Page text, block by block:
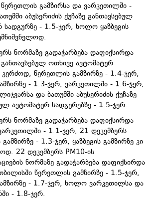
გამზირსა და ვარკეთილში -
აბუსერიძის ქუჩაზე განთავსებულ
სადგურზე - 1.5-ჯერ, ხოლო ყაზბეგის
ნორმაზე გადაჭარბება დაფიქსირდა
ოთხივე ავტომატურ
კერძოდ, წერეთლის გამზირზე - 1.4-ჯერ,
- 1.3-ჯერ, ვარკეთილში - 1.6-ჯერ,
და ბათუმში აბუსერიძის ქუჩაზე
ავტომატურ სადგურებზე - 1.5-ჯერ.
ნორმაზე გადაჭარბება დაფიქსირდა
- 1.1-ჯერ, 21 დეკემბერს
- 1.3-ჯერ, ყაზბეგის გამზირზე კი
22 დეკემბერს PM10-ის
ნორმაზე გადაჭარბება დაფიქსირდა
წერეთლის გამზირზე - 1.5-ჯერ,
- 1.7-ჯერ, ხოლო ვარკეთილსა და
- 1.8-ჯერ.